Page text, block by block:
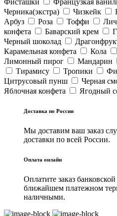
Фисташки
Французкая
Черника(экстра)
Чизкейк
Арбуз
Роза Тоффи
конфета
Баварский крем
Черный шоколад
Карамельная конфета
Кола
Лимонный пирог
Мандарин
Тирамису
Тропики
Цитрусовый пунш
Черная
Яблочная конфета
Ягодный
Доставка по России
Мы доставим ваш заказ
доставки по всей России.
Оплата онлайн
Оплатите заказ
ближайшем платежном
наличными.